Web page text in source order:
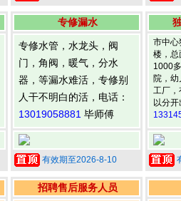
专修漏水
专修水管，水龙头，阀
门，角阀，暖气，分水
器，等漏水难活，专修别
人干不明白的活，电话：
13019058881 毕师傅
有效期至2026-8-10
市中心
楼，
1000
院，
工厂，
以分
招聘售后服务人员